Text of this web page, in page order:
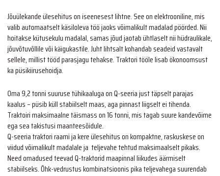
Jõuülekande ülesehitus on iseenesest lihtne. See on elektrooniline, mis
valib automaatselt käsiloleva töö jaoks võimalikult madalad pöörded. Nii
hoitakse kütusekulu madalal, samas jõud jaotab ühtlaselt nii hüdraulikale,
jõuvõtuvõllile või käigukastile. Juht lihtsalt kohandab seadeid vastavalt
sellele, millist tööd parasjagu tehakse. Traktori tööle lisab ökonoomsust
ka püsikiirusehoidja.
Oma 9,2 tonni suuruse tühikaaluga on Q-seeria just täpselt parajas
kaalus – püsib küll stabiilselt maas, aga pinnast liigselt ei tihenda.
Traktoiri maksimaalne täismass on 16 tonni, mis tagab suure kandevõime
ega sea takistusi maanteesõidule.
Q-seeria traktori raami ja kere ülesehitus on kompaktne, raskuskese on
viidud võimalikult madalale ja teljevahe tehtud maksimaalselt pikaks.
Need omadused teevad Q-traktorid maapinnal liikudes äärmiselt
stabiilseks. Õhk-vedrustus kombinatsioonis pika teljevahega suurendab